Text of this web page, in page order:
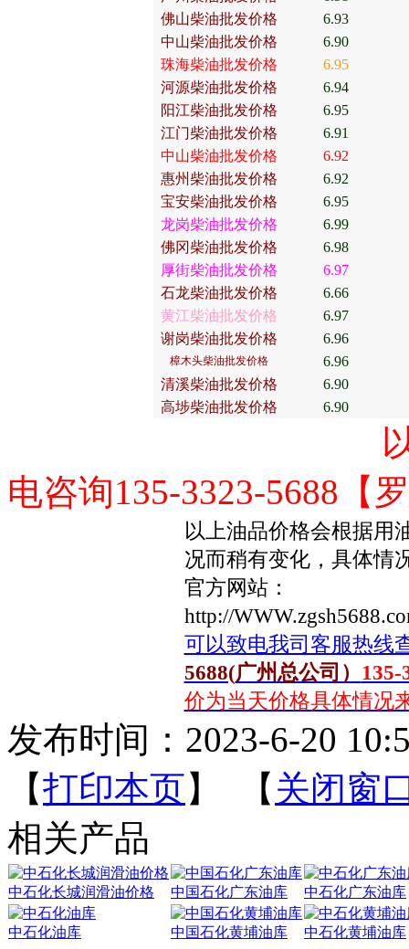
佛山柴油批发价格
6.93
中山柴油批发价格
6.90
珠海柴油批发价格
6.95
河源柴油批发价格
6.94
阳江柴油批发价格
6.95
江门柴油批发价格
6.91
中山柴油批发价格
6.92
惠州柴油批发价格
6.92
宝安柴油批发价格
6.95
龙岗柴油批发价格
6.99
佛冈柴油批发价格
6.98
厚街柴油批发价格
6.97
石龙柴油批发价格
6.66
黄江柴油批发价格
6.97
谢岗柴油批发价格
6.96
樟木头柴油批发价格
6.96
清溪柴油批发价格
6.90
高埗柴油批发价格
6.90
以上报价为当
电咨询135-3323-5688【
以上油品价格会根据用
况而稍有变化，具体情
官方网站：
http://
可以致电我司客服热线
5688(广州总公司） 135-
价为当天价格具体情况
发布时间：2023-6-20
【打印本页】 【 关闭窗
相关产品
中石化长城润滑油价格 中国石化广东油库 中石化广东油库
中石化油库 中国石化黄埔油库 中石化黄埔油库